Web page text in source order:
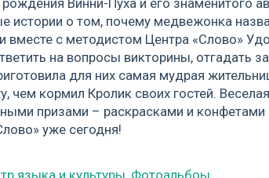
истории о том, почему медвежонка
вместе с методистом Центра «Слово»
на вопросы викторины, отгадать
для них самая мудрая
чем кормил Кролик своих гостей.
призами – раскрасками и
уже сегодня!